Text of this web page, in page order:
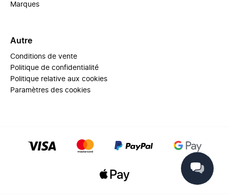
Marques
Autre
Conditions de vente
Politique de confidentialité
Politique relative aux cookies
Paramètres des cookies